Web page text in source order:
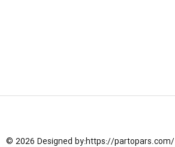
© 2026 Designed by:https://partopars.com/